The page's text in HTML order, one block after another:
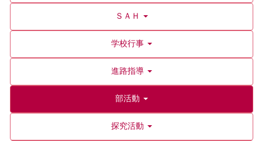
ＳＡＨ
学校行事
進路指導
部活動
探究活動